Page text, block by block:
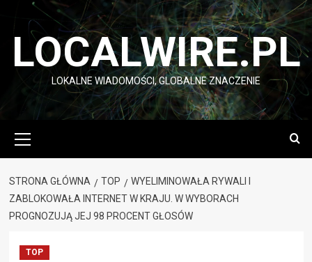
Przejdź
LOCALWIRE.PL
LOKALNE WIADOMOŚCI, GLOBALNE ZNACZENIE
główne
STRONA GŁÓWNA TOP
WYELIMINOWAŁA RYWALI I
ZABLOKOWAŁA INTERNET W KRAJU. W WYBORACH
PROGNOZUJĄ JEJ 98 PROCENT GŁOSÓW
TOP